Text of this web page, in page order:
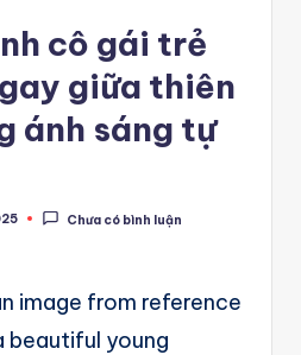
cô gái trẻ
giữa thiên
ánh sáng tự
Chưa có bình luận
image from reference
beautiful young